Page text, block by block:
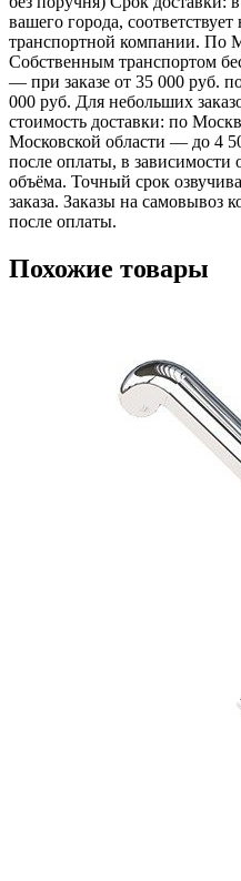
вашего города,
транспортной компании. По
Собственным транспортом
— при заказе от 35 000 руб.
000 руб. Для небольших
стоимость доставки: по
Московской области — до 4
после оплаты, в зависимости
объёма. Точный срок
заказа. Заказы на самовывоз
после оплаты.
Похожие товары